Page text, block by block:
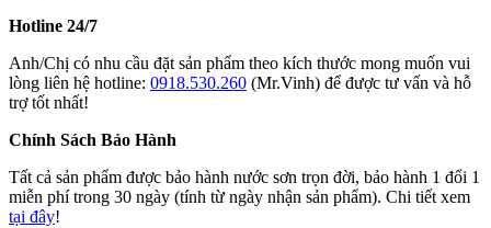
Hotline 24/7
Anh/Chị có nhu cầu đặt sản phẩm theo kích thước mong muốn vui
lòng liên hệ hotline: 0918.530.260 (Mr.Vinh) để được tư vấn và hỗ
trợ tốt nhất!
Chính Sách Bảo Hành
Tất cả sản phẩm được bảo hành nước sơn trọn đời, bảo hành 1 đổi 1
miễn phí trong 30 ngày (tính từ ngày nhận sản phẩm). Chi tiết xem
tại đây!